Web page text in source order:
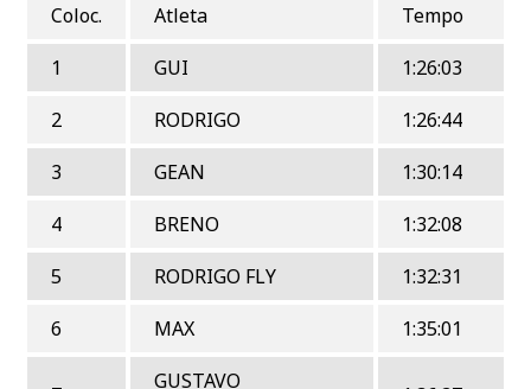
Coloc.
Atleta
Tempo
1
GUI
1:26:03
2
RODRIGO
1:26:44
3
GEAN
1:30:14
4
BRENO
1:32:08
5
RODRIGO FLY
1:32:31
6
MAX 1:35:01
GUSTAVO